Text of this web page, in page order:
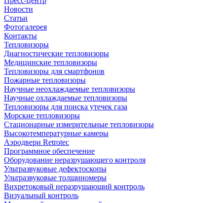
Новости
Статьи
Фотогалерея
Контакты
Тепловизоры
Диагностические тепловизоры
Медицинские тепловизоры
Тепловизоры для смартфонов
Пожарные тепловизоры
Научные неохлаждаемые тепловизоры
Научные охлаждаемые тепловизоры
Тепловизоры для поиска утечек газа
Морские тепловизоры
Стационарные измерительные тепловизоры
Высокотемпературные камеры
Аэродвери Retrotec
Программное обеспечение
Оборудование неразрушающего контроля
Ультразвуковые дефектоскопы
Ультразвуковые толщиномеры
Вихретоковый неразрушающий контроль
Визуальный контроль